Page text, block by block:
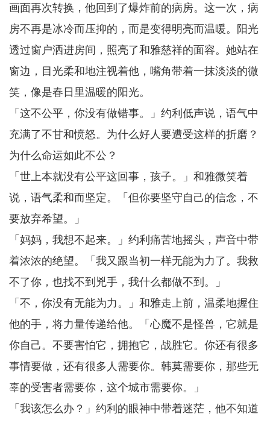
画面再次转换，他回到了爆炸前的病房。这一次，病
房不再是冰冷而压抑的，而是变得明亮而温暖。阳光
透过窗户洒进房间，照亮了和雅慈祥的面容。她站在
窗边，目光柔和地注视着他，嘴角带着一抹淡淡的微
笑，像是春日里温暖的阳光。
「这不公平，你没有做错事。」约利低声说，语气中
充满了不甘和愤怒。为什么好人要遭受这样的折磨？
为什么命运如此不公？
「世上本就没有公平这回事，孩子。」和雅微笑着
说，语气柔和而坚定。「但你要坚守自己的信念，不
要放弃希望。」
「妈妈，我想不起来。」约利痛苦地摇头，声音中带
着浓浓的绝望。「我又跟当初一样无能为力了。我救
不了你，也找不到兇手，我什么都做不到。」
「不，你没有无能为力。」和雅走上前，温柔地握住
他的手，将力量传递给他。「心魔不是怪兽，它就是
你自己。不要害怕它，拥抱它，战胜它。你还有很多
事情要做，还有很多人需要你。韩莫需要你，那些无
辜的受害者需要你，这个城市需要你。」
「我该怎么办？」约利的眼神中带着迷茫，他不知道